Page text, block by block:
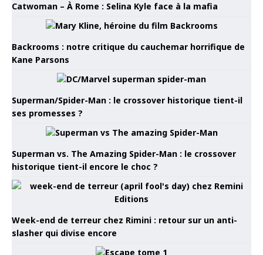
Catwoman – À Rome : Selina Kyle face à la mafia
Backrooms : notre critique du cauchemar horrifique de
Kane Parsons
Superman/Spider-Man : le crossover historique tient-il
ses promesses ?
Superman vs. The Amazing Spider-Man : le crossover
historique tient-il encore le choc ?
Week-end de terreur chez Rimini : retour sur un anti-
slasher qui divise encore